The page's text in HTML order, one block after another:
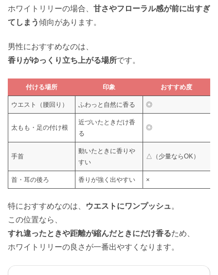
ホワイトリリーの場合、 甘さやフローラル感が前に出すぎ
てしまう傾向があります。
男性におすすめなのは、
香りがゆっくり立ち上がる場所です。
付ける場所 印象 おすすめ度
ウエスト（腰回り） ふわっと自然に香る ◎
太もも・足の付け根
近づいたときだけ香
る
◎
手首
動いたときに香りや
すい
△（少量ならOK）
首・耳の後ろ 香りが強く出やすい ×
特におすすめなのは、 ウエストにワンプッシュ。
この位置なら、
すれ違ったときや距離が縮んだときにだけ香るため、
ホワイトリリーの良さが一番出やすくなります。